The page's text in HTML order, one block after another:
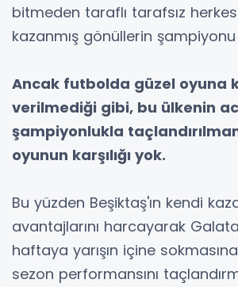
bitmeden taraflı tarafsız
kazanmış gönüllerin şampiyonu
Ancak futbolda güzel oyuna
verilmediği gibi, bu ülkenin
şampiyonlukla
oyunun karşılığı yok.
Bu yüzden Beşiktaş'ın kendi
avantajlarını harcayarak
haftaya yarışın içine
sezon performansını